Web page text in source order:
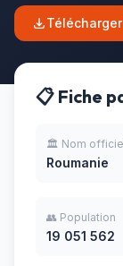
Télécharger
📋 Fiche
🏛️ Nom
Roumanie
👥 Population
19 051 562